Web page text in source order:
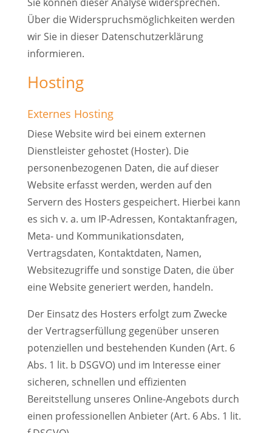
Über die Widerspruchsmöglichkeiten werden
wir Sie in dieser Datenschutzerklärung
informieren.
Hosting
Externes Hosting
Diese Website wird bei einem externen
Dienstleister gehostet (Hoster). Die
personenbezogenen Daten, die auf dieser
Website erfasst werden, werden auf den
Servern des Hosters gespeichert. Hierbei kann
es sich v. a. um IP-Adressen, Kontaktanfragen,
Meta- und Kommunikationsdaten,
Vertragsdaten, Kontaktdaten, Namen,
Websitezugriffe und sonstige Daten, die über
eine Website generiert werden, handeln.
Der Einsatz des Hosters erfolgt zum Zwecke
der Vertragserfüllung gegenüber unseren
potenziellen und bestehenden Kunden (Art. 6
Abs. 1 lit. b DSGVO) und im Interesse einer
sicheren, schnellen und effizienten
Bereitstellung unseres Online-Angebots durch
einen professionellen Anbieter (Art. 6 Abs. 1 lit.